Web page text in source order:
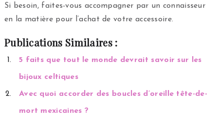
Si besoin, faites-vous accompagner par un connaisseur
en la matière pour l’achat de votre accessoire.
Publications Similaires :
5 faits que tout le monde devrait savoir sur les
bijoux celtiques
Avec quoi accorder des boucles d’oreille tête-de-
mort mexicaines ?